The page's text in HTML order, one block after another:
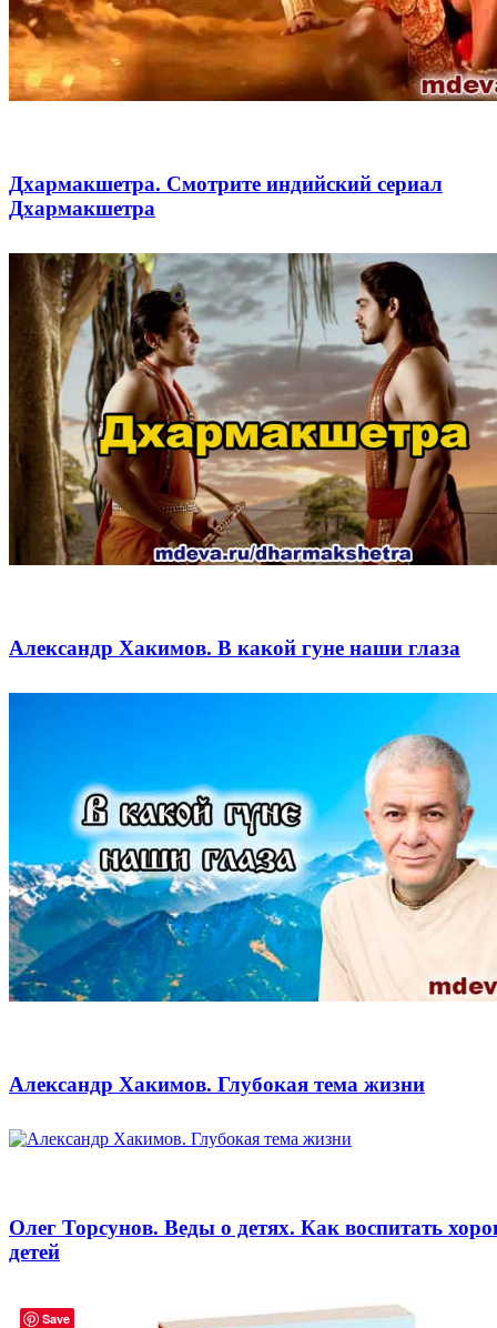
Дхармакшетра. Смотрите индийский сериал
Дхармакшетра
Александр Хакимов. В какой гуне наши глаза
Александр Хакимов. Глубокая тема жизни
Олег Торсунов. Веды о детях. Как воспитать
детей
Save